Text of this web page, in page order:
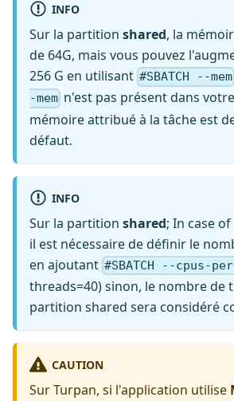
INFO
Sur la partition shared, la
de 64G, mais vous pouvez
256 G en utilisant #SBATCH --mem
-mem n'est pas présent dans
mémoire attribué à la tâche est
défaut.
INFO
Sur la partition shared; In case
il est nécessaire de définir le
en ajoutant #SBATCH --cpus-
threads=40) sinon, le nombre de
partition shared sera considéré
CAUTION
Sur Turpan, si l'application utilise